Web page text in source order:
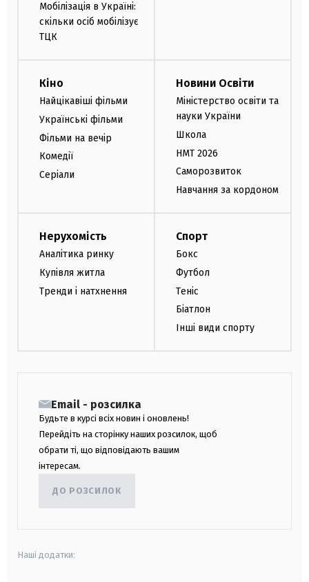
Мобілізація в Україні:
скільки осіб мобілізує
ТЦК
Кіно
Найцікавіші фільми
Українські фільми
Фільми на вечір
Комедії
Серіали
Новини Освіти
Міністерство освіти та
науки України
Школа
НМТ 2026
Саморозвиток
Навчання за кордоном
Нерухомість
Аналітика ринку
Купівля житла
Тренди і натхнення
Спорт
Бокс
Футбол
Теніс
Біатлон
Інші види спорту
Email - розсилка
Будьте в курсі всіх новин і оновлень!
Перейдіть на сторінку наших розсилок, щоб
обрати ті, що відповідають вашим
інтересам.
ДО РОЗСИЛОК
Наші додатки: